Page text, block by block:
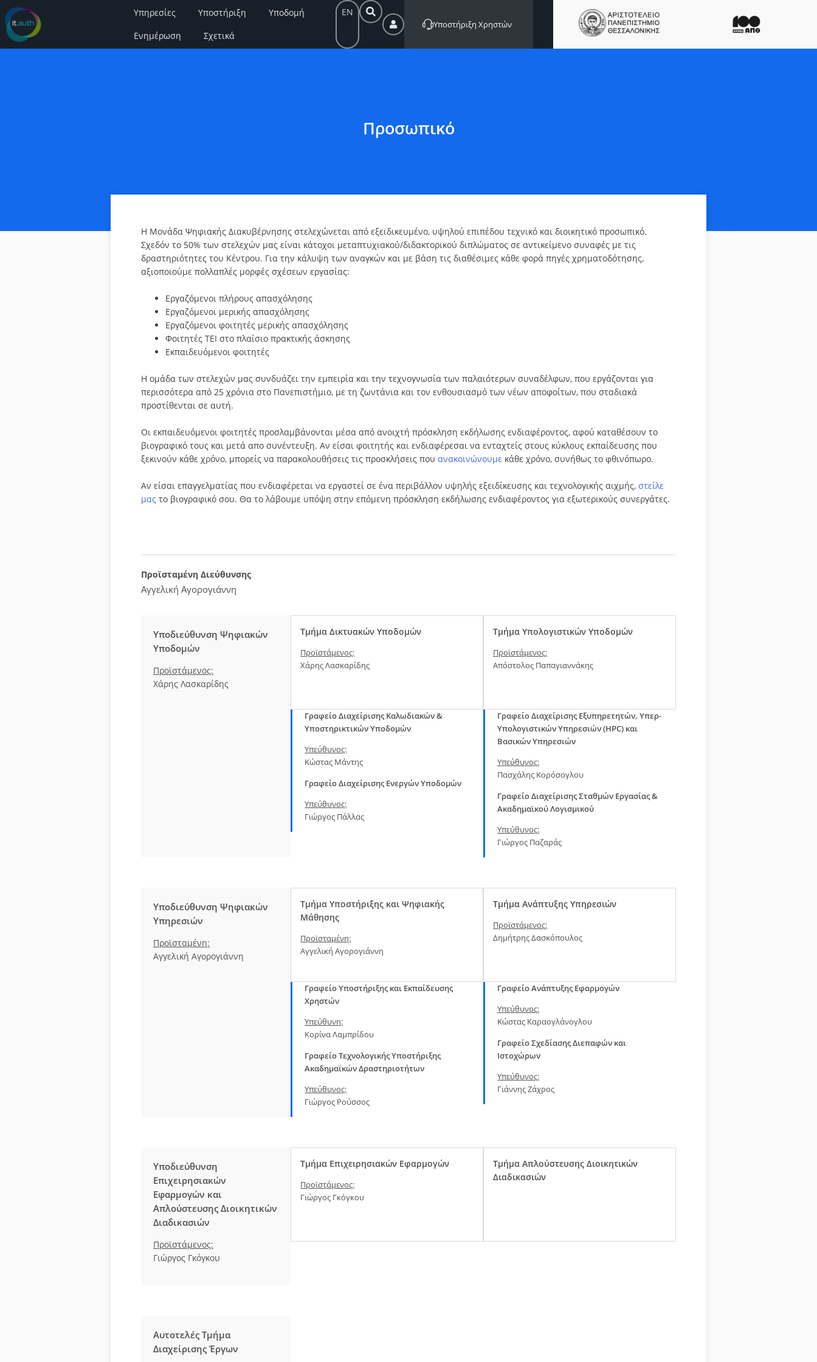
Υπηρεσίες Υποστήριξη
Υποδομή
Ενημέρωση
Σχετικά
EN
Υποστήριξη Χρηστών
Προσωπικό
Η Μονάδα Ψηφιακής Διακυβέρνησης στελεχώνεται από εξειδικευμένο, υψηλού επιπέδου τεχνικό και διοικητικό προσωπικό.
Σχεδόν το 50% των στελεχών μας είναι κάτοχοι μεταπτυχιακού/διδακτορικού διπλώματος σε αντικείμενο συναφές με τις
δραστηριότητες του Κέντρου. Για την κάλυψη των αναγκών και με βάση τις διαθέσιμες κάθε φορά πηγές χρηματοδότησης,
αξιοποιούμε πολλαπλές μορφές σχέσεων εργασίας:
Εργαζόμενοι πλήρους απασχόλησης
Εργαζόμενοι μερικής απασχόλησης
Εργαζόμενοι φοιτητές μερικής απασχόλησης
Φοιτητές ΤΕΙ στο πλαίσιο πρακτικής άσκησης
Εκπαιδευόμενοι φοιτητές
Η ομάδα των στελεχών μας συνδυάζει την εμπειρία και την τεχνογνωσία των παλαιότερων συναδέλφων, που εργάζονται για
περισσότερα από 25 χρόνια στο Πανεπιστήμιο, με τη ζωντάνια και τον ενθουσιασμό των νέων αποφοίτων, που σταδιακά
προστίθενται σε αυτή.
Οι εκπαιδευόμενοι φοιτητές προσλαμβάνονται μέσα από ανοιχτή πρόσκληση εκδήλωσης ενδιαφέροντος, αφού καταθέσουν το
βιογραφικό τους και μετά απο συνέντευξη. Αν είσαι φοιτητής και ενδιαφέρεσαι να ενταχτείς στους κύκλους εκπαίδευσης που
ξεκινούν κάθε χρόνο, μπορείς να παρακολουθήσεις τις προσκλήσεις που ανακοινώνουμε κάθε χρόνο, συνήθως το φθινόπωρο.
Αν είσαι επαγγελματίας που ενδιαφέρεται να εργαστεί σε ένα περιβάλλον υψηλής εξειδίκευσης και τεχνολογικής αιχμής, στείλε
μας το βιογραφικό σου. Θα το λάβουμε υπόψη στην επόμενη πρόσκληση εκδήλωσης ενδιαφέροντος για εξωτερικούς συνεργάτες.
Προϊσταμένη Διεύθυνσης
Αγγελική Αγορογιάννη
Υποδιεύθυνση Ψηφιακών
Υποδομών
Προϊστάμενος:
Χάρης Λασκαρίδης
Τμήμα Δικτυακών Υποδομών
Προϊστάμενος:
Χάρης Λασκαρίδης
Γραφείο Διαχείρισης Καλωδιακών &
Υποστηρικτικών Υποδομών
Υπεύθυνος:
Κώστας Μάντης
Γραφείο Διαχείρισης Ενεργών Υποδομών
Υπεύθυνος:
Γιώργος Πάλλας
Τμήμα Υπολογιστικών Υποδομών
Προϊστάμενος:
Απόστολος Παπαγιαννάκης
Γραφείο Διαχείρισης Εξυπηρετητών, Υπερ-
Υπολογιστικών Υπηρεσιών (HPC) και
Βασικών Υπηρεσιών
Υπεύθυνος:
Πασχάλης Κορόσογλου
Γραφείο Διαχείρισης Σταθμών Εργασίας &
Ακαδημαϊκού Λογισμικού
Υπεύθυνος:
Γιώργος Παζαράς
Υποδιεύθυνση Ψηφιακών
Υπηρεσιών
Προϊσταμένη:
Αγγελική Αγορογιάννη
Τμήμα Υποστήριξης και Ψηφιακής
Μάθησης
Προϊσταμένη:
Αγγελική Αγορογιάννη
Γραφείο Υποστήριξης και Εκπαίδευσης
Χρηστών
Υπεύθυνη:
Κορίνα Λαμπρίδου
Γραφείο Τεχνολογικής Υποστήριξης
Ακαδημαϊκών Δραστηριοτήτων
Υπεύθυνος:
Γιώργος Ρούσσος
Τμήμα Ανάπτυξης Υπηρεσιών
Προϊστάμενος:
Δημήτρης Δασκόπουλος
Γραφείο Ανάπτυξης Εφαρμογών
Υπεύθυνος:
Κώστας Καραογλάνογλου
Γραφείο Σχεδίασης Διεπαφών και
Ιστοχώρων
Υπεύθυνος:
Γιάννης Ζάχρος
Υποδιεύθυνση
Επιχειρησιακών
Εφαρμογών και
Απλούστευσης Διοικητικών
Διαδικασιών
Προϊστάμενος:
Γιώργος Γκόγκου
Τμήμα Επιχειρησιακών Εφαρμογών
Προϊστάμενος:
Γιώργος Γκόγκου
Τμήμα Απλούστευσης Διοικητικών
Διαδικασιών
Αυτοτελές Τμήμα
Διαχείρισης Έργων